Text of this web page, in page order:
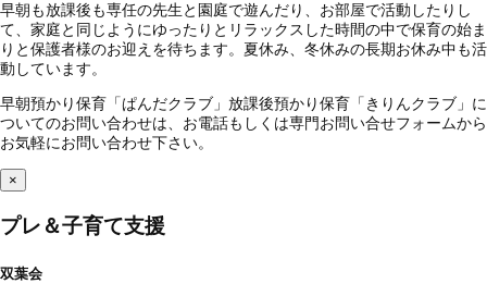
早朝も放課後も専任の先生と園庭で遊んだり、お部屋で活動したりし
て、家庭と同じようにゆったりとリラックスした時間の中で保育の始ま
りと保護者様のお迎えを待ちます。夏休み、冬休みの長期お休み中も活
動しています。
早朝預かり保育「ぱんだクラブ」放課後預かり保育「きりんクラブ」に
ついてのお問い合わせは、お電話もしくは専門お問い合せフォームから
お気軽にお問い合わせ下さい。
×
プレ＆子育て支援
双葉会